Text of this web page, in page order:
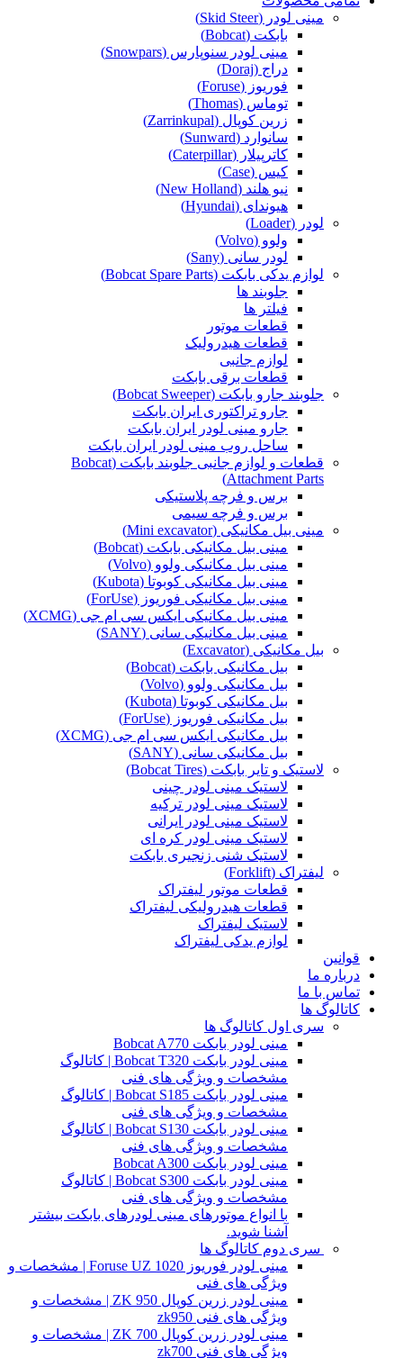
مینی لودر (Skid Steer)
بابکت (Bobcat)
مینی لودر سنوپارس (Snowpars)
دراج (Doraj)
فوریوز (Foruse)
توماس (Thomas)
زرین کوپال (Zarrinkupal)
سانوارد (Sunward)
کاترپیلار (Caterpillar)
کیس (Case)
نیو هلند (New Holland)
هیوندای (Hyundai)
لودر (Loader)
ولوو (Volvo)
لودر سانی (Sany)
لوازم یدکی بابکت (Bobcat Spare Parts)
جلوبند ها
فیلتر ها
قطعات موتور
قطعات هیدرولیک
لوازم جانبی
قطعات برقی بابکت
جلوبند جارو بابکت (Bobcat Sweeper)
جارو تراکتوری ایران بابکت
جارو مینی لودر ایران بابکت
ساحل روب مینی لودر ایران بابکت
قطعات و لوازم جانبی جلوبند بابکت (Bobcat
Attachment Parts)
برس و فرچه پلاستیکی
برس و فرچه سیمی
مینی بیل مکانیکی (Mini excavator)
مینی بیل مکانیکی بابکت (Bobcat)
مینی بیل مکانیکی ولوو (Volvo)
مینی بیل مکانیکی کوبوتا (Kubota)
مینی بیل مکانیکی فوریوز (ForUse)
مینی بیل مکانیکی ایکس سی ام جی (XCMG)
مینی بیل مکانیکی سانی (SANY)
بیل مکانیکی (Excavator)
بیل مکانیکی بابکت (Bobcat)
بیل مکانیکی ولوو (Volvo)
بیل مکانیکی کوبوتا (Kubota)
بیل مکانیکی فوریوز (ForUse)
بیل مکانیکی ایکس سی ام جی (XCMG)
بیل مکانیکی سانی (SANY)
لاستیک و تایر بابکت (Bobcat Tires)
لاستیک مینی لودر چینی
لاستیک مینی لودر ترکیه
لاستیک مینی لودر ایرانی
لاستیک مینی لودر کره ای
لاستیک شنی زنجیری بابکت
لیفتراک (Forklift)
قطعات موتور لیفتراک
قطعات هیدرولیکی لیفتراک
لاستیک لیفتراک
لوازم یدکی لیفتراک
قوانین
درباره ما
تماس با ما
کاتالوگ ها
سری اول کاتالوگ ها
مینی لودر بابکت Bobcat A770
مینی لودر بابکت Bobcat T320 | کاتالوگ
مشخصات و ویژگی های فنی
مینی لودر بابکت Bobcat S185 | کاتالوگ
مشخصات و ویژگی های فنی
مینی لودر بابکت Bobcat S130 | کاتالوگ
مشخصات و ویژگی های فنی
مینی لودر بابکت Bobcat A300
مینی لودر بابکت Bobcat S300 | کاتالوگ
مشخصات و ویژگی های فنی
با انواع موتورهای مینی لودرهای بابکت بیشتر
آشنا شوید.
سری دوم کاتالوگ ها
مینی لودر فوریوز Foruse UZ 1020 | مشخصات و
ویژگی های فنی
مینی لودر زرین کوپال ZK 950 | مشخصات و
ویژگی های فنی zk950
مینی لودر زرین کوپال ZK 700 | مشخصات و
ویژگی های فنی zk700